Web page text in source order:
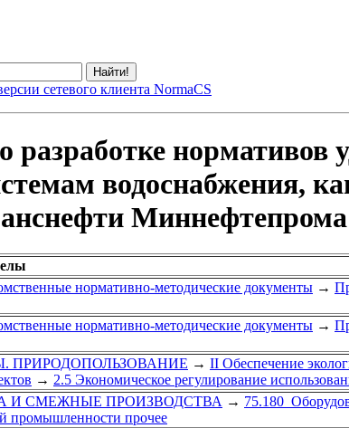
сетевого клиента NormaCS
разработке
водоснабжения,
Миннефтепрома
нормативно-методические документы →
нормативно-методические документы →
ПРИРОДОПОЛЬЗОВАНИЕ → II Обеспечение
→ 2.5 Экономическое регулирование
И СМЕЖНЫЕ ПРОИЗВОДСТВА → 75.180
промышленности прочее